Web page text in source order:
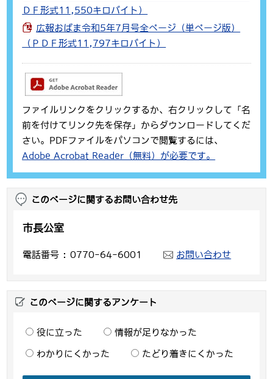
ＤＦ形式11,550キロバイト）
広報おばま令和5年7月号全ページ（単ページ版）
（ＰＤＦ形式11,797キロバイト）
ファイルリンクをクリックするか、右クリックして「名
前を付けてリンク先を保存」からダウンロードしてくだ
さい。PDFファイルをパソコンで閲覧するには、
Adobe Acrobat Reader（無料）が必要です。
このページに関するお問い合わせ先
市長公室
電話番号 0770-64-6001 お問い合わせ
このページに関するアンケート
役に立った 情報が足りなかった
わかりにくかった たどり着きにくかった